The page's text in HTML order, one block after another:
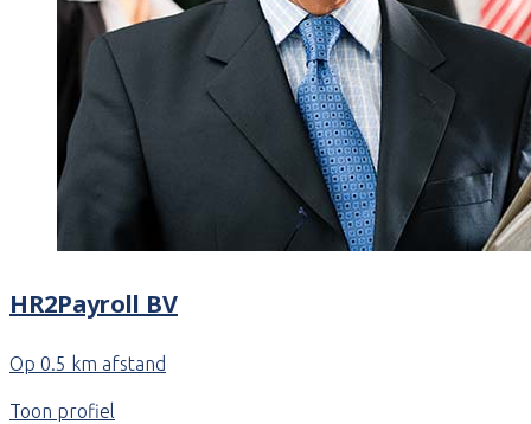
HR2Payroll BV
Op 0.5 km afstand
Toon profiel